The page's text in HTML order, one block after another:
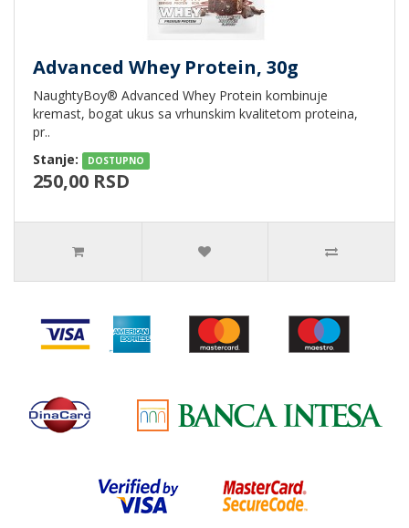
Advanced Whey Protein, 30g
NaughtyBoy® Advanced Whey Protein kombinuje
kremast, bogat ukus sa vrhunskim kvalitetom proteina,
pr..
Stanje:
DOSTUPNO
250,00 RSD